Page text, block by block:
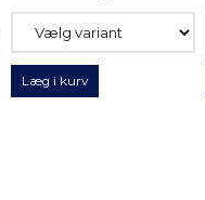
Læg i kurv